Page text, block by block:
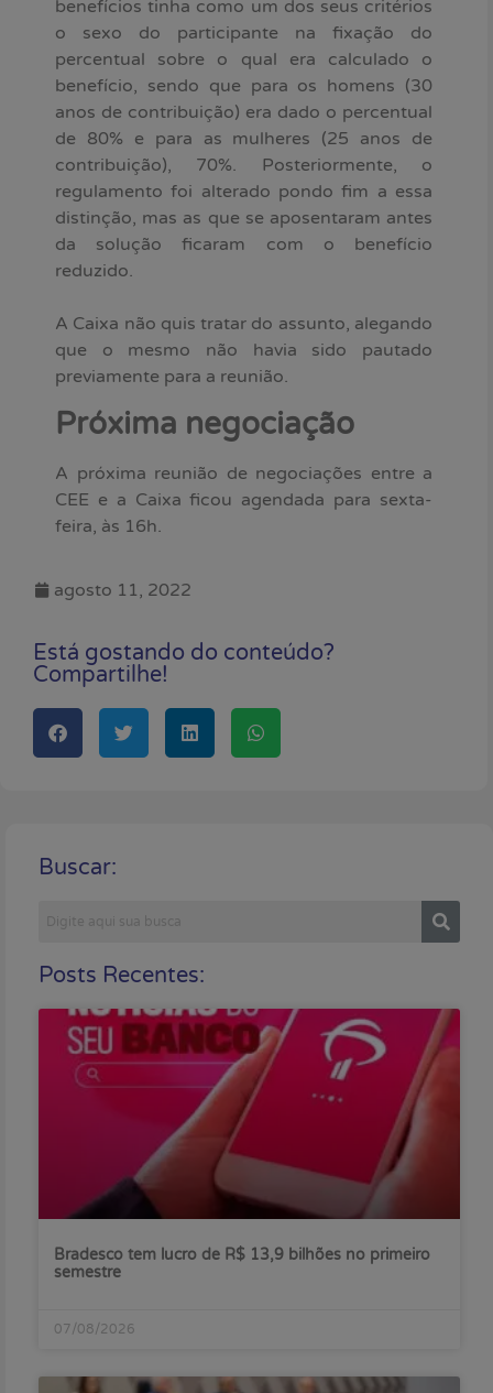
benefícios tinha como um dos seus critérios
o sexo do participante na fixação do
percentual sobre o qual era calculado o
benefício, sendo que para os homens (30
anos de contribuição) era dado o percentual
de 80% e para as mulheres (25 anos de
contribuição), 70%. Posteriormente, o
regulamento foi alterado pondo fim a essa
distinção, mas as que se aposentaram antes
da solução ficaram com o benefício
reduzido.
A Caixa não quis tratar do assunto, alegando
que o mesmo não havia sido pautado
previamente para a reunião.
Próxima negociação
A próxima reunião de negociações entre a
CEE e a Caixa ficou agendada para sexta-
feira, às 16h.
agosto 11, 2022
Está gostando do conteúdo?
Compartilhe!
Buscar:
Posts Recentes:
Bradesco tem lucro de R$ 13,9 bilhões no primeiro
semestre
07/08/2026